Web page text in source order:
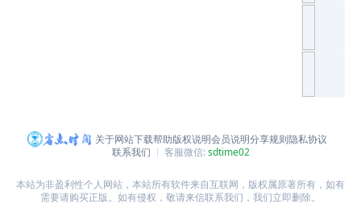
关于网站下载帮助版权说明会员说明分享规则隐私协议
联系我们
客服微信:sdtime02
本站为非盈利性个人网站，本站所有软件来自互联网，版权属原著所有，如有
需要请购买正版。如有侵权，敬请来信联系我们，我们立即删除。